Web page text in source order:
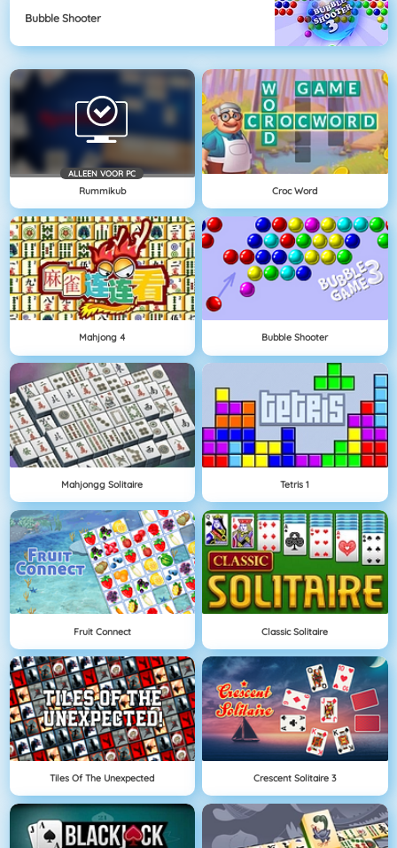
Bubble Shooter
ALLEEN VOOR PC
Rummikub Croc Word
Mahjong 4 Bubble Shooter
Mahjongg Solitaire Tetris 1
Fruit Connect Classic Solitaire
Tiles Of The Unexpected Crescent Solitaire 3